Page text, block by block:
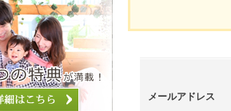
メールアドレス